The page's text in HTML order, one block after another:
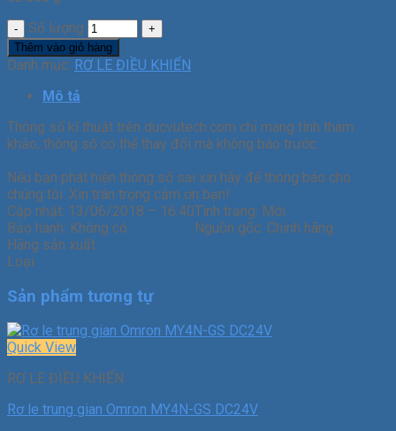
Số lượng
Thêm vào giỏ hàng
Danh mục: RƠ LE ĐIỀU KHIỂN
Mô tả
Thông số kĩ thuật trên ducvutech.com chỉ mang tính tham
khảo, thông số có thể thay đổi mà không báo trước.
Nếu bạn phát hiện thông số sai xin hãy để thông báo cho
chúng tôi. Xin trân trọng cảm ơn bạn!
Cập nhật: 13/06/2018 – 16:40Tình trạng: Mới
Bảo hành: Không có Nguồn gốc: Chính hãng
Hãng sản xuất
Loại
Sản phẩm tương tự
Quick View
RƠ LE ĐIỀU KHIỂN
Rơ le trung gian Omron MY4N-GS DC24V